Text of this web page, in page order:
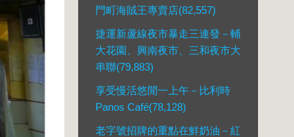
門町海賊王專賣店(82,557)
捷運新蘆線夜市暴走三連發－輔
大花園、興南夜市、三和夜市大
串聯(79,883)
享受慢活悠閒一上午－比利時
Panos Café(78,128)
老字號招牌的重點在鮮奶油－紅